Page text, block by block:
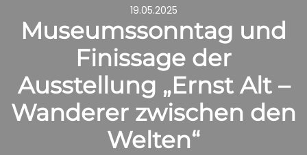
19.05.2025
Museumssonntag und
Finissage der
Ausstellung „Ernst Alt –
Wanderer zwischen den
Welten“